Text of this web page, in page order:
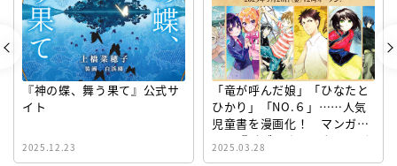
『神の蝶、舞う果て』公式サ
イト
2025.12.23
「竜が呼んだ娘」「ひなたと
ひかり」「NO.６」……人気
児童書を漫画化！ マンガサ
イト『ビブリオシリウス』誕
生！
2025.03.28